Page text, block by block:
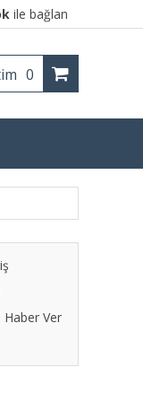
ile bağlan
0
Haber Ver